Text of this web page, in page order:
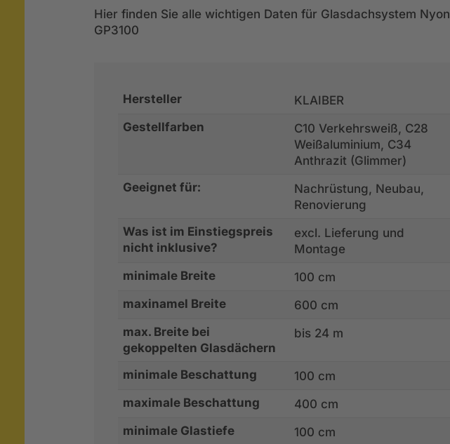
Hier finden Sie alle wichtigen Daten für Glasdachsystem Nyon
GP3100
Hersteller
KLAIBER
Gestellfarben
C10 Verkehrsweiß, C28
Weißaluminium, C34
Anthrazit (Glimmer)
Geeignet für:
Nachrüstung, Neubau,
Renovierung
Was ist im Einstiegspreis
nicht inklusive?
excl. Lieferung und
Montage
minimale Breite
100 cm
maxinamel Breite
600 cm
max. Breite bei
gekoppelten Glasdächern
bis 24 m
minimale Beschattung
100 cm
maximale Beschattung
400 cm
minimale Glastiefe
100 cm